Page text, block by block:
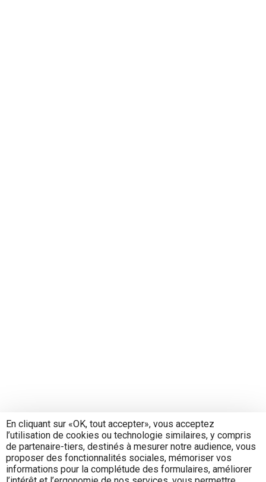
En cliquant sur «OK, tout accepter», vous acceptez
l’utilisation de cookies ou technologie similaires, y compris
de partenaire-tiers, destinés à mesurer notre audience, vous
proposer des fonctionnalités sociales, mémoriser vos
informations pour la complétude des formulaires, améliorer